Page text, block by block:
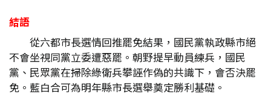
結語
從六都市長選情回推罷免結果，國民黨執政縣市絕
不會坐視同黨立委遭惡罷。朝野提早動員練兵，國民
黨、民眾黨在掃除綠衛兵攀誣作偽的共識下，會否決罷
免。藍白合可為明年縣市長選舉奠定勝利基礎。